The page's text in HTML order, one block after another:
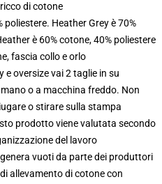
di cotone
poliestere. Heather Grey è 70%
è 60% cotone, 40% poliestere
fascia collo e orlo
e oversize vai 2 taglie in su
o a macchina freddo. Non
o stirare sulla stampa
prodotto viene valutata secondo
del lavoro
vuoti da parte dei produttori
allevamento di cotone con